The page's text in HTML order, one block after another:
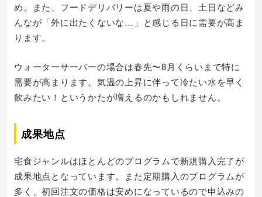
め。また、フードデリバリーは夏や雨の日、土日などみ
んなが「外に出たくないな…」と感じる日に需要が高ま
ります。
ウォーターサーバーの場合は春先〜8月くらいまで特に
需要が高まります。気温の上昇に伴って冷たい水を早く
飲みたい！というかたが増えるのかもしれません。
成果地点
宅食ジャンルはほとんどのプログラムで新規購入完了が
成果地点となっています。また定期購入のプログラムが
多く、初回注文の価格は安めになっているので申込みの